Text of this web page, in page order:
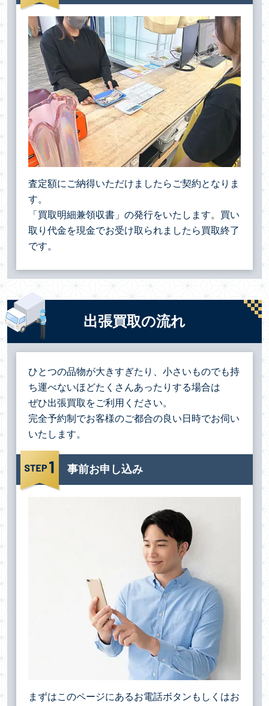
査定額にご納得いただけましたらご契約となりま
す。
「買取明細兼領収書」の発行をいたします。買い
取り代金を現金でお受け取られましたら買取終了
です。
出張買取の流れ
ひとつの品物が大きすぎたり、小さいものでも持
ち運べないほどたくさんあったりする場合は
ぜひ出張買取をご利用ください。
完全予約制でお客様のご都合の良い日時でお伺い
いたします。
事前お申し込み
まずはこのページにあるお電話ボタンもしくはお